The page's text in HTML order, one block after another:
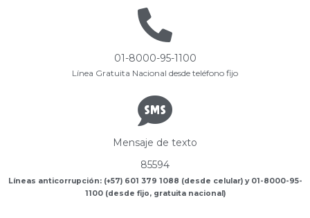
01-8000-95-1100
Línea Gratuita Nacional desde teléfono fijo
Mensaje de texto
85594
Líneas anticorrupción: (+57) 601 379 1088 (desde celular) y 01-8000-95-
1100 (desde fijo, gratuita nacional)